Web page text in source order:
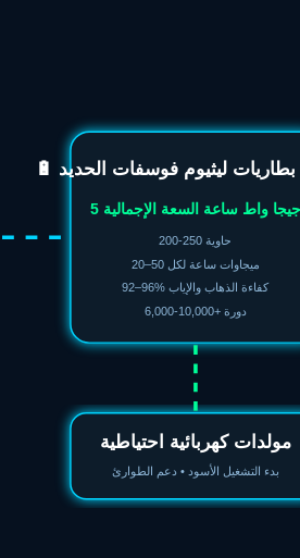
بطاريات ليثيوم فوسفات الحديد
5 جيجا واط ساعة السعة الإجمالية
200-250 حاوية
20–50 ميجاوات ساعة لكل
92–96% كفاءة الذهاب والإياب
6,000-10,000+ دورة
مولدات كهربائية احتياطية
بدء التشغيل الأسود • دعم الطوارئ